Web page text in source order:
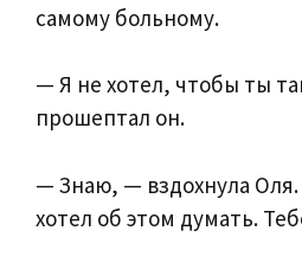
самому больному.
— Я не хотел, чтобы ты
прошептал он.
— Знаю, — вздохнула
хотел об этом думать.